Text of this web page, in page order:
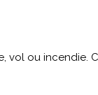
vol ou incendie.